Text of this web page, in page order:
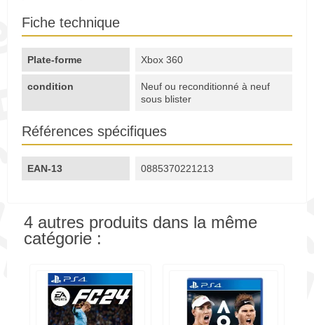
Fiche technique
Plate-forme Xbox 360
condition
Neuf ou reconditionné à neuf
sous blister
Références spécifiques
EAN-13 0885370221213
4 autres produits dans la même
catégorie :